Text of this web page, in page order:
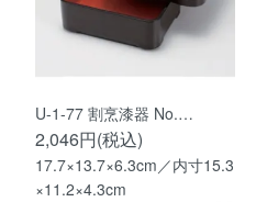
U-1-77 割烹漆器 No.…
2,046円(税込)
17.7×13.7×6.3cm／内寸15.3
×11.2×4.3cm